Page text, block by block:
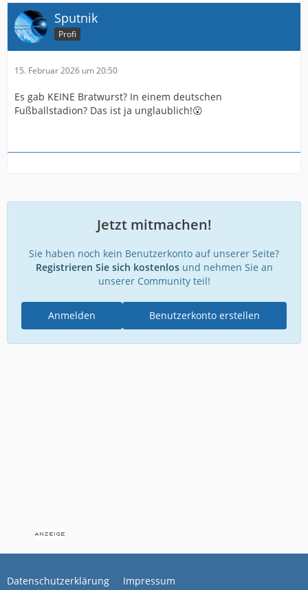
Sputnik
Profi
15. Februar 2026 um 20:50
Es gab KEINE Bratwurst? In einem deutschen
Fußballstadion? Das ist ja unglaublich!😮
Jetzt mitmachen!
Sie haben noch kein Benutzerkonto auf unserer Seite?
Registrieren Sie sich kostenlosund nehmen Sie an
unserer Community teil!
Benutzerkonto erstellen
Anmelden
Datenschutzerklärung Impressum